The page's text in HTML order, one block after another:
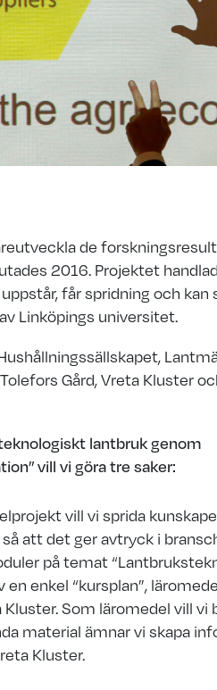
de
2016. Projektet
får spridning och kan
Linköpings universitet.
Gård, Vreta Kluster
lantbruk genom
vill vi göra tre saker:
vill vi sprida
att det ger avtryck i
på temat
en enkel “kursplan”,
Som läromedel vill vi
material ämnar vi skapa
Kluster.